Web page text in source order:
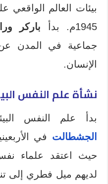
بيئات العالم الواقعي
1945م. بدأ
باركر
جماعية في المدن عن
الإنسان.
نشأة علم النفس
بدأ علم النفس
الجشطالت في
حيث اعتقد علماء
لديهم ميل فطري إلى